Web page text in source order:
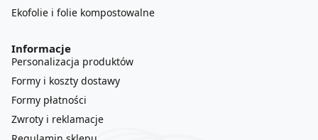
Ekofolie i folie kompostowalne
Informacje
Personalizacja produktów
Formy i koszty dostawy
Formy płatności
Zwroty i reklamacje